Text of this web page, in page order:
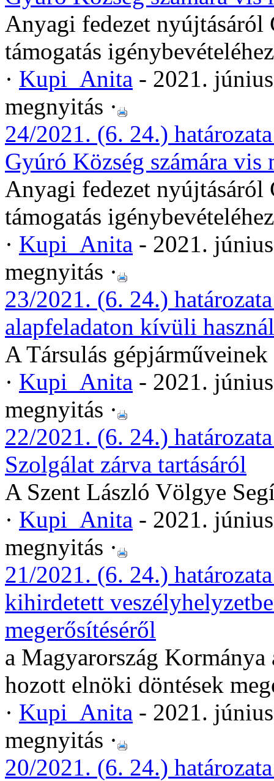
Anyagi fedezet nyújtásáról
támogatás igénybevételéhez
· Kupi_Anita - 2021.
megnyitás ·
24/2021. (6. 24.)
Gyúró Község számára vis
Anyagi fedezet nyújtásáról
támogatás igénybevételéhez
· Kupi_Anita - 2021.
megnyitás ·
23/2021. (6. 24.)
alapfeladaton kívüli
A Társulás
· Kupi_Anita - 2021.
megnyitás ·
22/2021. (6. 24.)
Szolgálat zárva tartásáról
A Szent László Völgye
· Kupi_Anita - 2021.
megnyitás ·
21/2021. (6. 24.)
kihirdetett
megerősítéséről
a Magyarország
hozott elnöki döntések
· Kupi_Anita - 2021.
megnyitás ·
20/2021. (6. 24.)